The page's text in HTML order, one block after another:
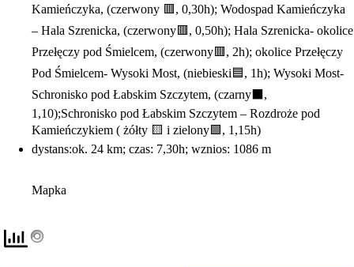
Kamieńczyka, (czerwony 🟥, 0,30h); Wodospad Kamieńczyka
– Hala Szrenicka, (czerwony🟥, 0,50h); Hala Szrenicka- okolice
Przełęczy pod Śmielcem, (czerwony🟥, 2h); okolice Przełęczy
Pod Śmielcem- Wysoki Most, (niebieski🟦, 1h); Wysoki Most-
Schronisko pod Łabskim Szczytem, (czarny⬛️,
1,10);Schronisko pod Łabskim Szczytem – Rozdroże pod
Kamieńczykiem ( żółty 🟨 i zielony🟩, 1,15h)
dystans:ok. 24 km; czas: 7,30h; wznios: 1086 m
Mapka